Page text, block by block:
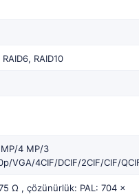
RAID6, RAID10
4 MP/3
VGA/4CIF/DCIF/2CIF/CIF/
Ω , çözünürlük: PAL: 704 ×